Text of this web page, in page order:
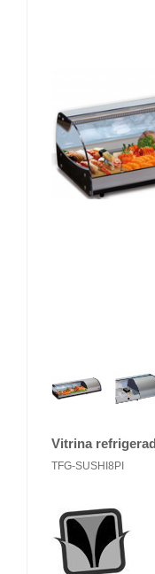
Vitrina
TFG-SUSHI8PI